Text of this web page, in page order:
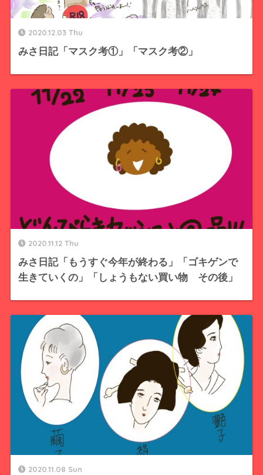
2020.12.03 Thu
みさ日記「マスク考①」「マスク考②」
2020.11.12 Thu
みさ日記「もうすぐ今年が終わる」「ゴキゲンで
生きていくの」「しょうもない買い物 その後」
2020.11.08 Sun